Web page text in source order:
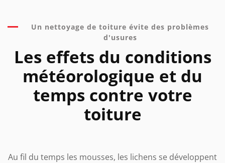
Un nettoyage de toiture évite des problèmes
d'usures
Les effets du conditions
météorologique et du
temps contre votre
toiture
Au fil du temps les mousses, les lichens se développent